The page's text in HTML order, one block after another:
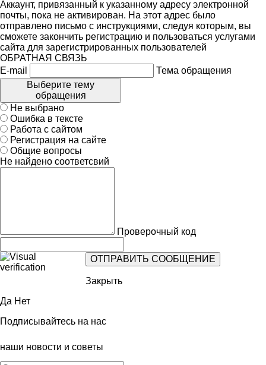
Аккаунт, привязанный к указанному адресу электронной
почты, пока не активирован. На этот адрес было
отправлено письмо с инструкциями, следуя которым, вы
сможете закончить регистрацию и пользоваться услугами
сайта для зарегистрированных пользователей
ОБРАТНАЯ СВЯЗЬ
E-mail
Тема обращения
Выберите тему
обращения
Не выбрано
Ошибка в тексте
Работа с сайтом
Регистрация на сайте
Общие вопросы
Не найдено соответсвий
Проверочный код
Закрыть
Да Нет
Подписывайтесь на нас
наши новости и советы